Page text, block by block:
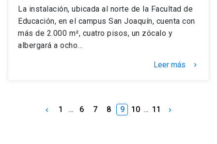
La instalación, ubicada al norte de la Facultad de
Educación, en el campus San Joaquín, cuenta con
más de 2.000 m², cuatro pisos, un zócalo y
albergará a ocho…
Leer más keyboard_arrow_right
keyboard_arrow_left 1 … 6 7 8 9 10 … 11 keyboard_arrow_right